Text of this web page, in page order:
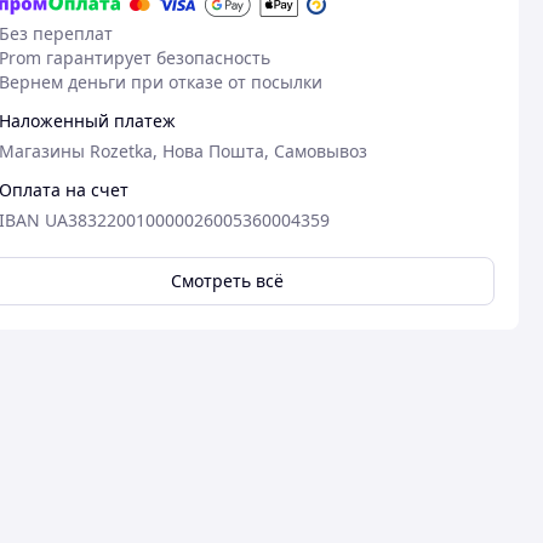
Без переплат
Prom гарантирует безопасность
Вернем деньги при отказе от посылки
Наложенный платеж
Магазины Rozetka, Нова Пошта, Самовывоз
Оплата на счет
IBAN UA383220010000026005360004359
Смотреть всё